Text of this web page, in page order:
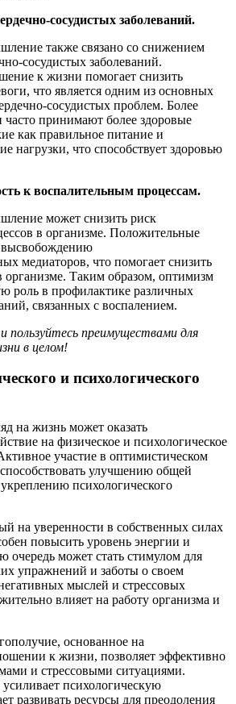
сосудистых заболеваний.
также связано со снижением
сосудистых заболеваний.
к жизни помогает снизить
что является одним из основных
сосудистых проблем. Более
принимают более здоровые
как правильное питание и
нагрузки, что способствует здоровью
к воспалительным процессам.
может снизить риск
в организме. Положительные
медиаторов, что помогает снизить
организме. Таким образом, оптимизм
роль в профилактике различных
связанных с воспалением.
пользуйтесь преимуществами для
в целом!
и психологического
на жизнь может оказать
на физическое и психологическое
участие в оптимистическом
улучшению общей
психологического
на уверенности в собственных силах
повысить уровень энергии и
очередь может стать стимулом для
упражнений и заботы о своем
мыслей и стрессовых
влияет на работу организма и
основанное на
к жизни, позволяет эффективно
и стрессовыми ситуациями.
психологическую
развивать ресурсы для преодоления